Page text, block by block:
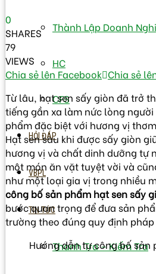
Thành Lập Doanh
HC
CFS
HỎI ĐÁP
VBPL
TIN TỨC
Thanh Tra – Kiếm Tra
0
SHARES
79
VIEWS
Chia sẻ lên Facebook Chia sẻ
Từ lâu, hạt sen sấy giòn đã trở
tiếng gần xa làm nức lòng
phẩm đặc biệt với hương vị
Hạt sen sau khi được sấy giòn
hương vị và chất dinh dưỡng tự
một món ăn vặt tuyệt vời và
như một loại gia vị trong nhiều
công bố sản phẩm hạt sen sấy
bước quan trọng để đưa sản
trường theo đúng quy định
Hướng dẫn tự công bố sản